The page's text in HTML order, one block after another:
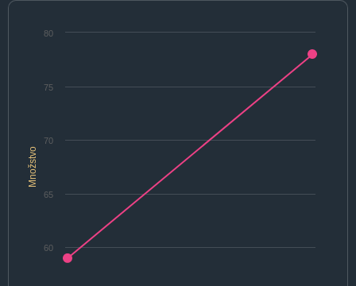
Množstvo
60
65
70
75
80